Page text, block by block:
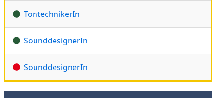
TontechnikerIn
SounddesignerIn
SounddesignerIn